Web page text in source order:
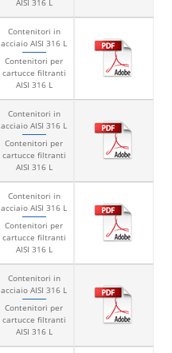
Contenitori in
acciaio AISI 316 L
Contenitori per
cartucce filtranti
AISI 316 L
Contenitori in
acciaio AISI 316 L
Contenitori per
cartucce filtranti
AISI 316 L
Contenitori in
acciaio AISI 316 L
Contenitori per
cartucce filtranti
AISI 316 L
Contenitori in
acciaio AISI 316 L
Contenitori per
cartucce filtranti
AISI 316 L